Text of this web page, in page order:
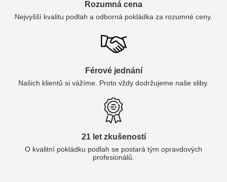
Rozumná cena
Nejvyšší kvalitu podlah a odborná pokládka za rozumné ceny.
Férové jednání
Našich klientů si vážíme. Proto vždy dodržujeme naše sliby.
21 let zkušeností
O kvalitní pokládku podlah se postará tým opravdových
profesionálů.